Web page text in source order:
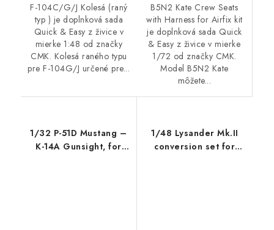
F-104C/G/J Kolesá (raný
typ ) je doplnková sada
Quick & Easy z živice v
mierke 1:48 od značky
CMK. Kolesá raného typu
pre F-104G/J určené pre...
B5N2 Kate Crew Seats
with Harness for Airfix kit
je doplnková sada Quick
& Easy z živice v mierke
1/72 od značky CMK.
Model B5N2 Kate
môžete...
1/32 P-51D Mustang –
K-14A Gunsight, for
1/48 Lysander Mk.II
conversion set for